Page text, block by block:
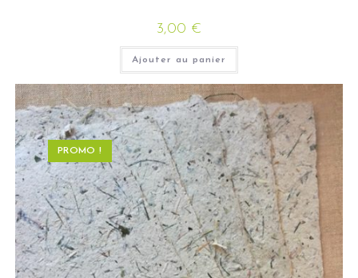
3,00 €
Ajouter au panier
PROMO !